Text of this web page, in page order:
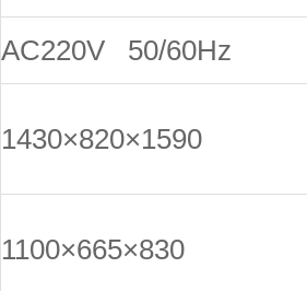
AC220V 50/60Hz
1430×820×1590
1100×665×830